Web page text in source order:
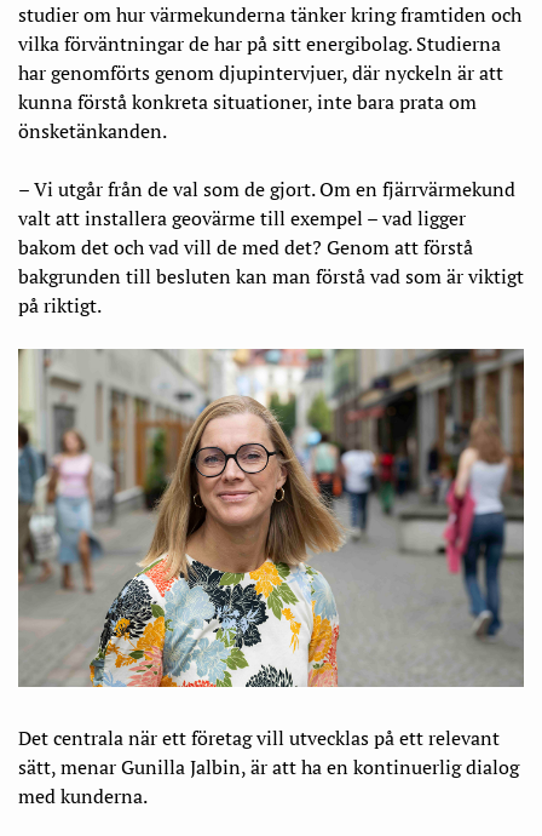
studier om hur värmekunderna tänker kring framtiden och
vilka förväntningar de har på sitt energibolag. Studierna
har genomförts genom djupintervjuer, där nyckeln är att
kunna förstå konkreta situationer, inte bara prata om
önsketänkanden.
– Vi utgår från de val som de gjort. Om en fjärr­värme­kund
valt att installera geovärme till exempel – vad ligger
bakom det och vad vill de med det? Genom att förstå
bakgrunden till besluten kan man förstå vad som är viktigt
på riktigt.
Det centrala när ett företag vill utvecklas på ett relevant
sätt, menar Gunilla Jalbin, är att ha en kontinuerlig dialog
med kunderna.